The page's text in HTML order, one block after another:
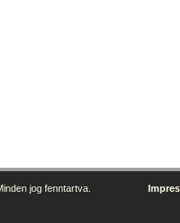
jog fenntartva.